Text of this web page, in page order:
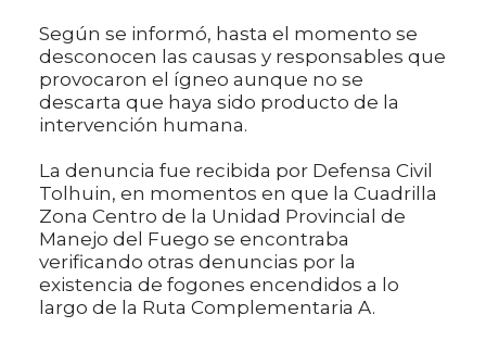
Según se informó, hasta el momento se
desconocen las causas y responsables que
provocaron el ígneo aunque no se
descarta que haya sido producto de la
intervención humana.
La denuncia fue recibida por Defensa Civil
Tolhuin, en momentos en que la Cuadrilla
Zona Centro de la Unidad Provincial de
Manejo del Fuego se encontraba
verificando otras denuncias por la
existencia de fogones encendidos a lo
largo de la Ruta Complementaria A.